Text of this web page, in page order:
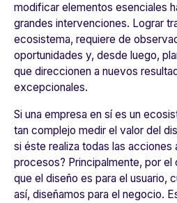
modificar elementos esenciales
grandes intervenciones. Lograr
ecosistema, requiere de
oportunidades y, desde luego,
que direccionen a nuevos
excepcionales.
Si una empresa en sí es un
tan complejo medir el valor del
si éste realiza todas las acciones
procesos? Principalmente, por
que el diseño es para el usuario,
así, diseñamos para el negocio.